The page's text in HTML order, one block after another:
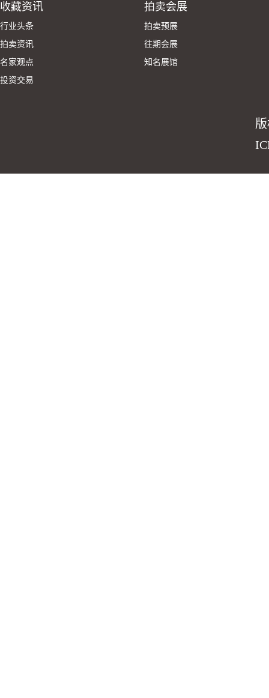
收藏资讯
行业头条
拍卖资讯
名家观点
投资交易
拍卖会展
拍卖预展
往期会展
知名展馆